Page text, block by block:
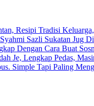
Resipi Tradisi Keluarga,
Sazli Sukatan Jug
Dengan Cara Buat
Je, Lengkap Pedas,
Simple Tapi Paling